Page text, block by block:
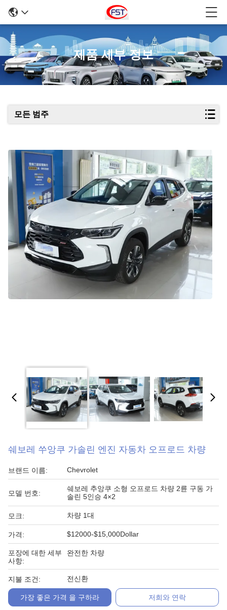
제품 세부 정보
모든 범주
쉐보레 쑤앙쿠 가솔린 엔진 자동차 오프로드 차량
브랜드 이름: Chevrolet
모델 번호:
쉐보레 추앙쿠 소형 오프로드 차량 2륜 구동 가
솔린 5인승 4×2
모크: 차량 1대
가격: $12000-$15,000Dollar
포장에 대한 세부
사항:
완전한 차량
지불 조건: 전신환
가장 좋은 가격 을 구하라 저희와 연락